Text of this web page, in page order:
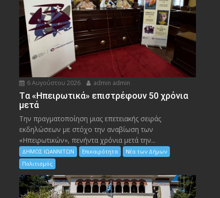
6 Αυγούστου 2026 admin admin
Tα «Ηπειρωτικά» επιστρέφουν 50 χρόνια
μετά
Την πραγματοποίηση μιας επετειακής σειράς
εκδηλώσεων με στόχο την αναβίωση των
«Ηπειρωτικών», πενήντα χρόνια μετά την...
ΔΗΜΟΣ ΙΩΑΝΝΙΤΩΝ Επικαιρότητα
Νέα των Δήμων
Πολιτισμός